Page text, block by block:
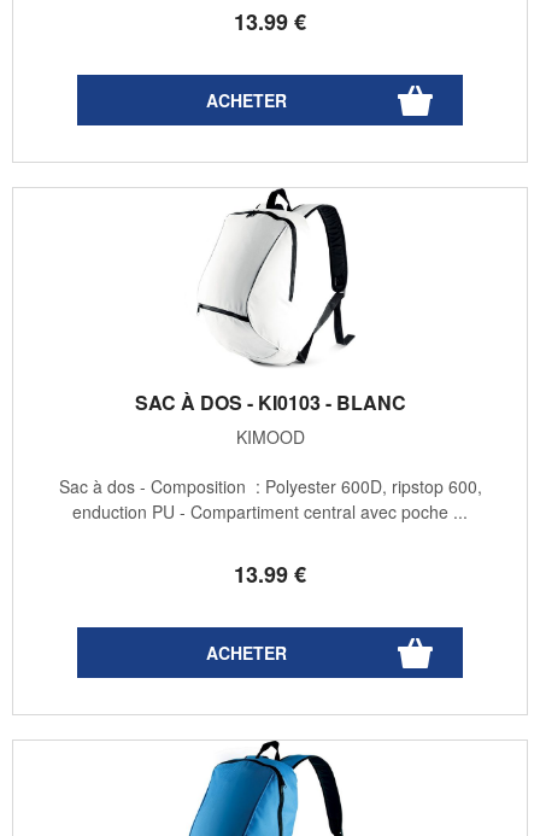
13.99€
SAC À DOS - KI0103 - BLANC
KIMOOD
13.99€
Sac à dos - Composition : Polyester 600D, ripstop 600,
enduction PU - Compartiment central avec poche ...